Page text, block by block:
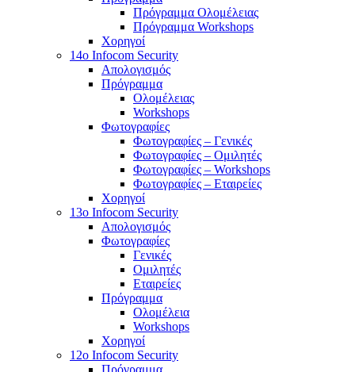
Πρόγραμμα Ολομέλειας
Πρόγραμμα Workshops
Χορηγοί
14o Infocom Security
Απολογισμός
Πρόγραμμα
Ολομέλειας
Workshops
Φωτογραφίες
Φωτογραφίες – Γενικές
Φωτογραφίες – Ομιλητές
Φωτογραφίες – Workshops
Φωτογραφίες – Εταιρείες
Χορηγοί
13o Infocom Security
Απολογισμός
Φωτογραφίες
Γενικές
Ομιλητές
Εταιρείες
Πρόγραμμα
Ολομέλεια
Workshops
Χορηγοί
12o Infocom Security
Πρόγραμμα